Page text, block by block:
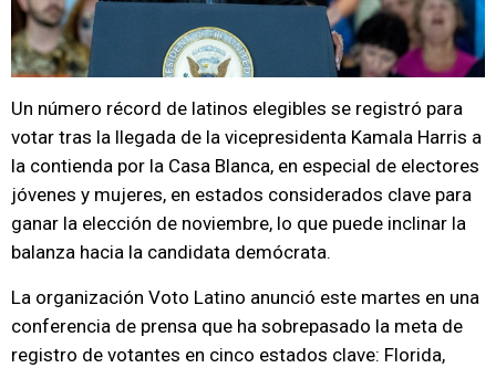
Un número récord de latinos elegibles se registró para
votar tras la llegada de la vicepresidenta Kamala Harris a
la contienda por la Casa Blanca, en especial de electores
jóvenes y mujeres, en estados considerados clave para
ganar la elección de noviembre, lo que puede inclinar la
balanza hacia la candidata demócrata.
La organización Voto Latino anunció este martes en una
conferencia de prensa que ha sobrepasado la meta de
registro de votantes en cinco estados clave: Florida,